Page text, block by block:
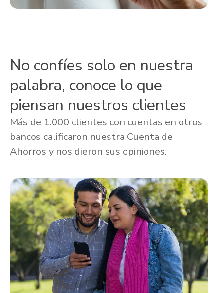
No confíes solo en nuestra
palabra, conoce lo que
piensan nuestros clientes
Más de 1.000 clientes con cuentas en otros
bancos calificaron nuestra Cuenta de
Ahorros y nos dieron sus opiniones.